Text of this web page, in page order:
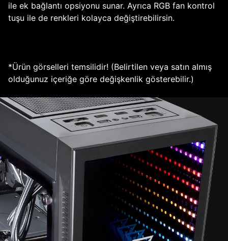
ile ek bağlantı opsiyonu sunar. Ayrıca RGB fan kontrol
tuşu ile de renkleri kolayca değiştirebilirsin.
*Ürün görselleri temsilidir! (Belirtilen veya satın almış
olduğunuz içeriğe göre değişkenlik gösterebilir.)